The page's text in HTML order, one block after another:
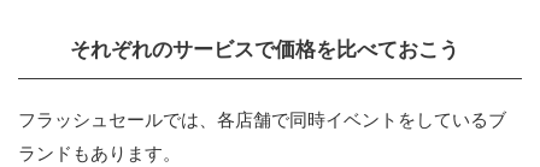
それぞれのサービスで価格を比べておこう
フラッシュセールでは、各店舗で同時イベントをしているブ
ランドもあります。